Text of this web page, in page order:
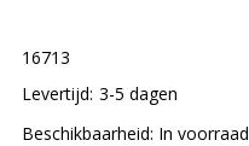
16713
Levertijd: 3-5 dagen
Beschikbaarheid: In voorraad